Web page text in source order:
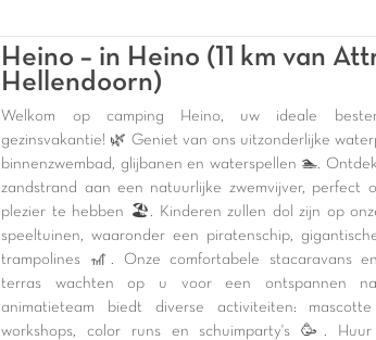
Heino – in Heino (11 km van
Hellendoorn)
Welkom op camping Heino, uw ideale
gezinsvakantie! 🌿 Geniet van ons uitzonderlijke
binnenzwembad, glijbanen en waterspellen 🏊.
zandstrand aan een natuurlijke zwemvijver, perfect
plezier te hebben 🏖️. Kinderen zullen dol zijn op
speeltuinen, waaronder een piratenschip,
trampolines 🎢. Onze comfortabele stacaravans
terras wachten op u voor een ontspannen
animatieteam biedt diverse activiteiten:
workshops, color runs en schuimparty's 🥳.